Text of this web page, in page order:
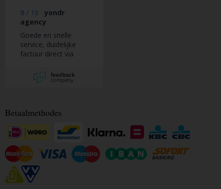
stuurden alsnog de
juiste de kleur en de
foute kon ik (gratis)
terug sturen. Product
zelf is helemaal
prima, ben er blij
9 / 10
yondr
agency
Goede en snelle
service, duidelijke
factuur direct via
Betaalmethodes